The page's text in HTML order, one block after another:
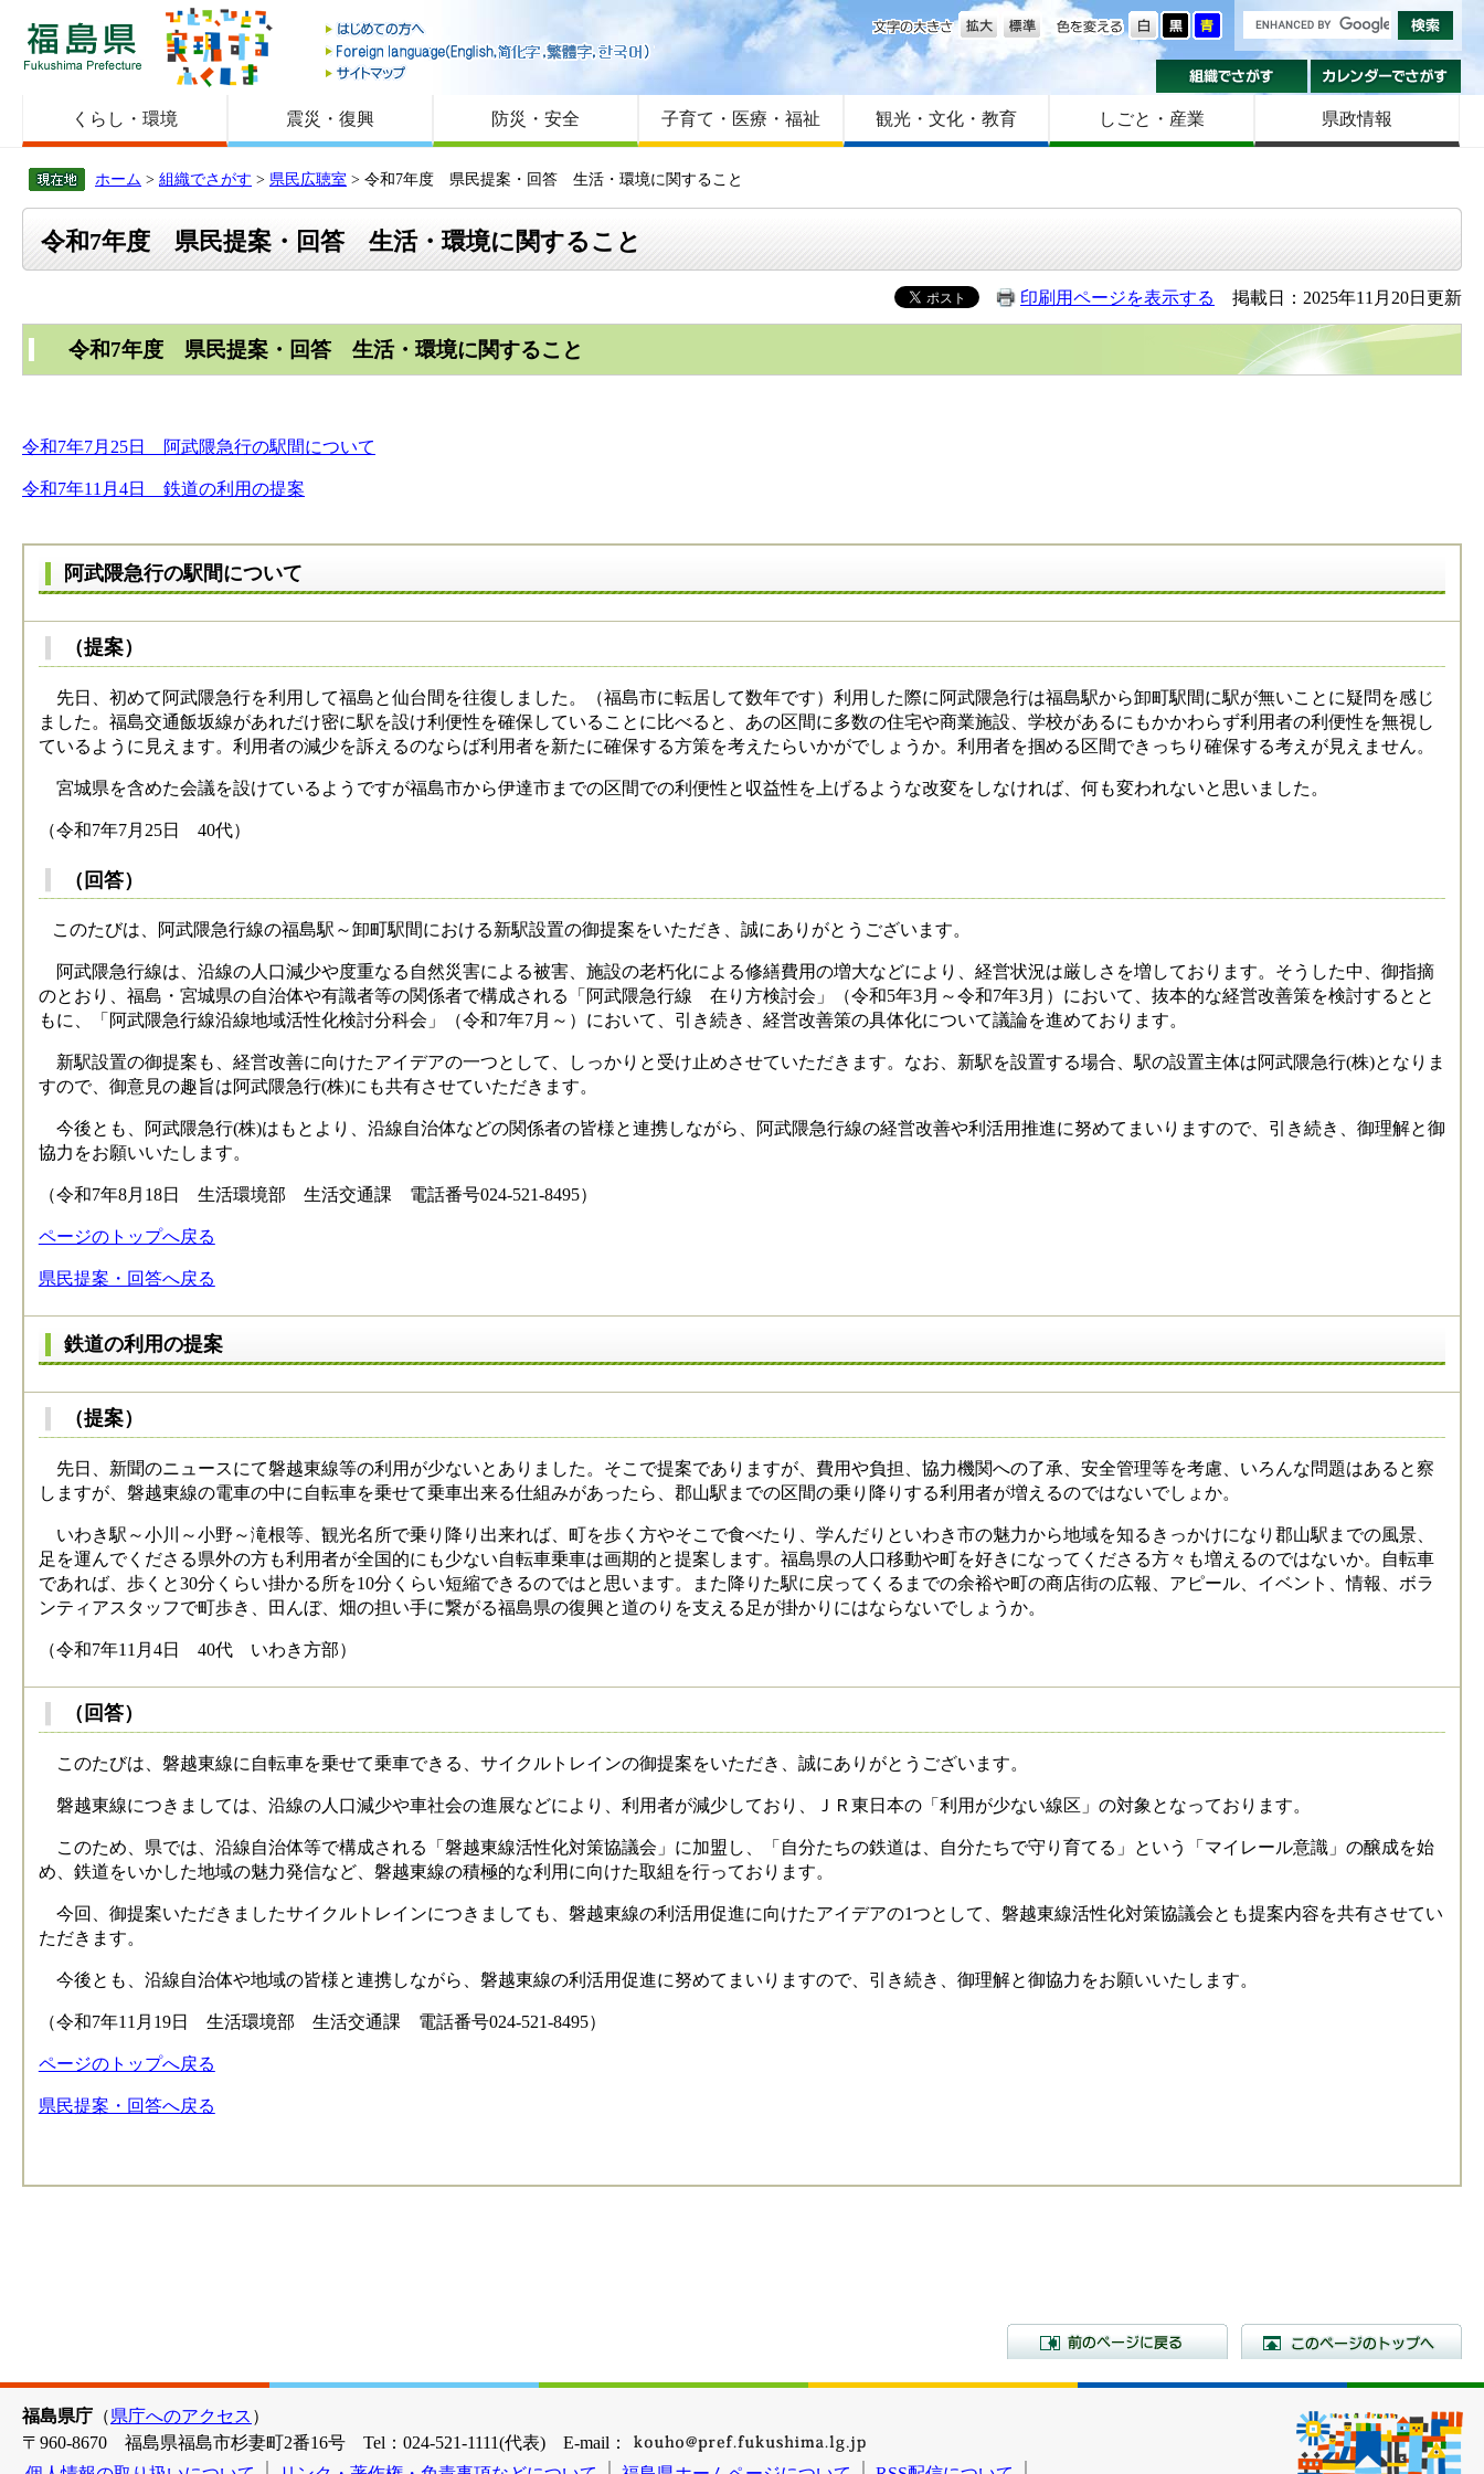
福島県
はじめての方へ
Foreign language
サイトマップ
色を変える
文字の大きさ
組織でさがす
くらし・環境 震災・復興 防災・安全 子育て・医療・福祉 観光・文化・教育 しごと・産業 県政情報
ホーム > 組織でさがす > 県民広聴室 > 令和7年度 県民提案・回答 生活・環境に関すること
令和7年度 県民提案・回答 生活・環境に関すること
印刷用ページを表示する 掲載日：2025年11月20日更新
令和7年度 県民提案・回答 生活・環境に関すること
令和7年7月25日 阿武隈急行の駅間について
令和7年11月4日 鉄道の利用の提案
阿武隈急行の駅間について
（提案）
先日、初めて阿武隈急行を利用して福島と仙台間を往復しました。（福島市に転居して数年です）利用した際に阿武隈急行は福島駅から卸町駅間に駅が無いことに疑問を感じ
ました。福島交通飯坂線があれだけ密に駅を設け利便性を確保していることに比べると、あの区間に多数の住宅や商業施設、学校があるにもかかわらず利用者の利便性を無視し
ているように見えます。利用者の減少を訴えるのならば利用者を新たに確保する方策を考えたらいかがでしょうか。利用者を掴める区間できっちり確保する考えが見えません。
宮城県を含めた会議を設けているようですが福島市から伊達市までの区間での利便性と収益性を上げるような改変をしなければ、何も変われないと思いました。
（令和7年7月25日 40代）
（回答）
このたびは、阿武隈急行線の福島駅～卸町駅間における新駅設置の御提案をいただき、誠にありがとうございます。
阿武隈急行線は、沿線の人口減少や度重なる自然災害による被害、施設の老朽化による修繕費用の増大などにより、経営状況は厳しさを増しております。そうした中、御指摘
のとおり、福島・宮城県の自治体や有識者等の関係者で構成される「阿武隈急行線 在り方検討会」（令和5年3月～令和7年3月）において、抜本的な経営改善策を検討するとと
もに、「阿武隈急行線沿線地域活性化検討分科会」（令和7年7月～）において、引き続き、経営改善策の具体化について議論を進めております。
新駅設置の御提案も、経営改善に向けたアイデアの一つとして、しっかりと受け止めさせていただきます。なお、新駅を設置する場合、駅の設置主体は阿武隈急行(株)となりま
すので、御意見の趣旨は阿武隈急行(株)にも共有させていただきます。
今後とも、阿武隈急行(株)はもとより、沿線自治体などの関係者の皆様と連携しながら、阿武隈急行線の経営改善や利活用推進に努めてまいりますので、引き続き、御理解と御
協力をお願いいたします。
（令和7年8月18日 生活環境部 生活交通課 電話番号024-521-8495）
ページのトップへ戻る
県民提案・回答へ戻る
鉄道の利用の提案
（提案）
先日、新聞のニュースにて磐越東線等の利用が少ないとありました。そこで提案でありますが、費用や負担、協力機関への了承、安全管理等を考慮、いろんな問題はあると察
しますが、磐越東線の電車の中に自転車を乗せて乗車出来る仕組みがあったら、郡山駅までの区間の乗り降りする利用者が増えるのではないでしょか。
いわき駅～小川～小野～滝根等、観光名所で乗り降り出来れば、町を歩く方やそこで食べたり、学んだりといわき市の魅力から地域を知るきっかけになり郡山駅までの風景、
足を運んでくださる県外の方も利用者が全国的にも少ない自転車乗車は画期的と提案します。福島県の人口移動や町を好きになってくださる方々も増えるのではないか。自転車
であれば、歩くと30分くらい掛かる所を10分くらい短縮できるのではと思います。また降りた駅に戻ってくるまでの余裕や町の商店街の広報、アピール、イベント、情報、ボラ
ンティアスタッフで町歩き、田んぼ、畑の担い手に繋がる福島県の復興と道のりを支える足が掛かりにはならないでしょうか。
（令和7年11月4日 40代 いわき方部）
（回答）
このたびは、磐越東線に自転車を乗せて乗車できる、サイクルトレインの御提案をいただき、誠にありがとうございます。
磐越東線につきましては、沿線の人口減少や車社会の進展などにより、利用者が減少しており、ＪＲ東日本の「利用が少ない線区」の対象となっております。
このため、県では、沿線自治体等で構成される「磐越東線活性化対策協議会」に加盟し、「自分たちの鉄道は、自分たちで守り育てる」という「マイレール意識」の醸成を始
め、鉄道をいかした地域の魅力発信など、磐越東線の積極的な利用に向けた取組を行っております。
今回、御提案いただきましたサイクルトレインにつきましても、磐越東線の利活用促進に向けたアイデアの1つとして、磐越東線活性化対策協議会とも提案内容を共有させてい
ただきます。
今後とも、沿線自治体や地域の皆様と連携しながら、磐越東線の利活用促進に努めてまいりますので、引き続き、御理解と御協力をお願いいたします。
（令和7年11月19日 生活環境部 生活交通課 電話番号024-521-8495）
ページのトップへ戻る
県民提案・回答へ戻る
前のページに戻る
福島県庁 （県庁へのアクセス ）
〒960-8670 福島県福島市杉妻町2番16号 Tel：024-521-1111(代表) E-mail：